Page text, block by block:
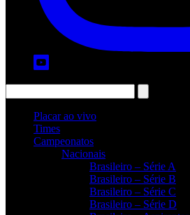
Placar ao vivo
Times
Campeonatos
Nacionais
Brasileiro – Série A
Brasileiro – Série B
Brasileiro – Série C
Brasileiro – Série D